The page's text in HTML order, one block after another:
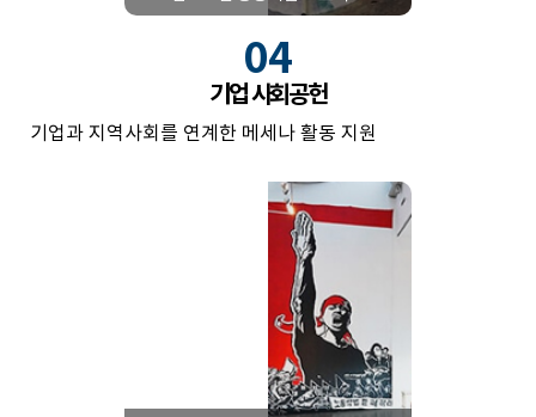
04
기업 사회공헌
기업과 지역사회를 연계한 메세나 활동 지원